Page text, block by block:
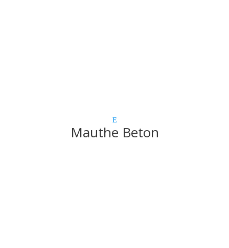
Mauthe Beton